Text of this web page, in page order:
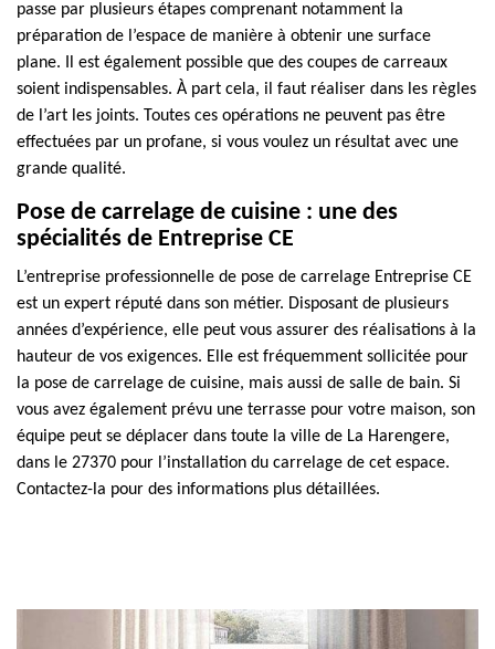
passe par plusieurs étapes comprenant notamment la
préparation de l’espace de manière à obtenir une surface
plane. Il est également possible que des coupes de carreaux
soient indispensables. À part cela, il faut réaliser dans les règles
de l’art les joints. Toutes ces opérations ne peuvent pas être
effectuées par un profane, si vous voulez un résultat avec une
grande qualité.
Pose de carrelage de cuisine : une des
spécialités de Entreprise CE
L’entreprise professionnelle de pose de carrelage Entreprise CE
est un expert réputé dans son métier. Disposant de plusieurs
années d’expérience, elle peut vous assurer des réalisations à la
hauteur de vos exigences. Elle est fréquemment sollicitée pour
la pose de carrelage de cuisine, mais aussi de salle de bain. Si
vous avez également prévu une terrasse pour votre maison, son
équipe peut se déplacer dans toute la ville de La Harengere,
dans le 27370 pour l’installation du carrelage de cet espace.
Contactez-la pour des informations plus détaillées.